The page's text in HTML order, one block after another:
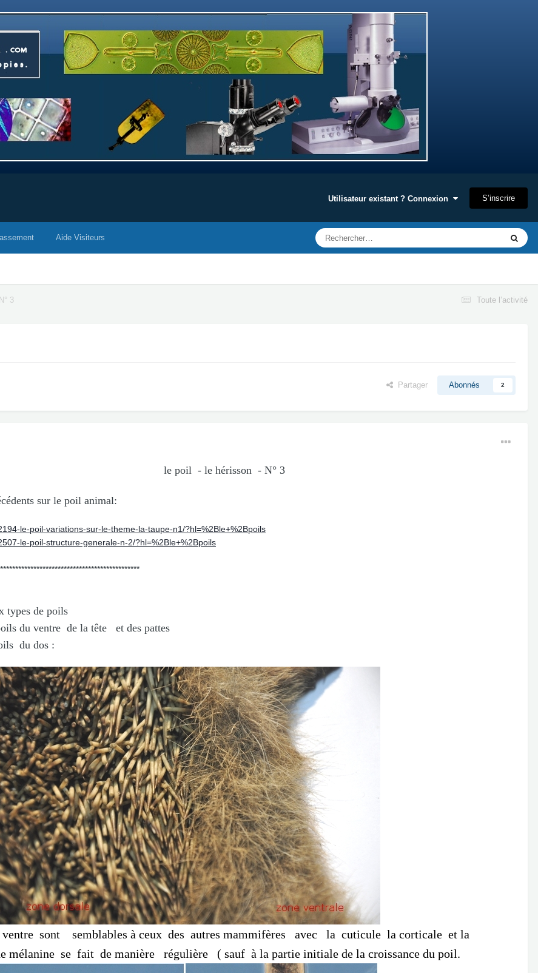
Utilisateur existant ? Connexion S’inscrire
Aide Visiteurs
Toute l’activité
3
Partager Abonnés 2
le poil - le hérisson - N° 3
sur le poil animal:
le-poil-variations-sur-le-theme-la-taupe-n1/?hl=%2Ble+%2Bpoils
le-poil-structure-generale-n-2/?hl=%2Ble+%2Bpoils
de poils
de la tête et des pattes
:
semblables à ceux des autres mammifères avec la cuticule la corticale et la
se fait de manière régulière ( sauf à la partie initiale de la croissance du poil.